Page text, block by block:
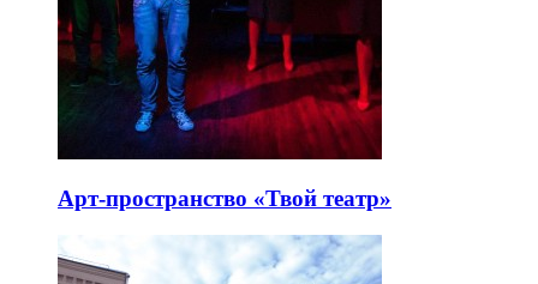
Арт-пространство «Твой театр»